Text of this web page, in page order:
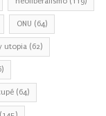
ONU (64)
utopia (62)
(64)